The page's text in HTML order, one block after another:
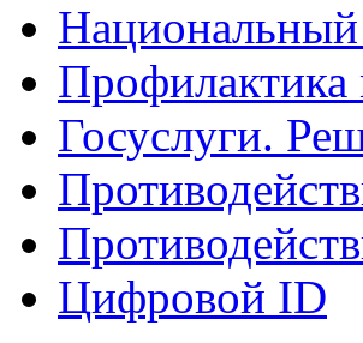
Национальный
Госуслуги.
Цифровой ID